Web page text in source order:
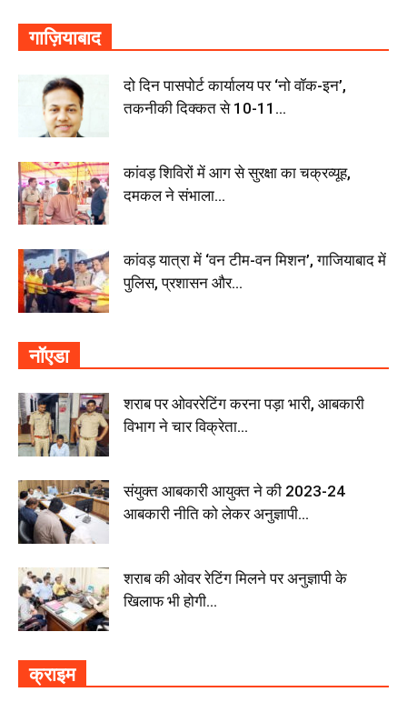
गाज़ियाबाद
दो दिन पासपोर्ट कार्यालय पर ‘नो वॉक-इन’,
तकनीकी दिक्कत से 10-11...
कांवड़ शिविरों में आग से सुरक्षा का चक्रव्यूह,
दमकल ने संभाला...
कांवड़ यात्रा में ‘वन टीम-वन मिशन’, गाजियाबाद में
पुलिस, प्रशासन और...
नॉएडा
शराब पर ओवररेटिंग करना पड़ा भारी, आबकारी
विभाग ने चार विक्रेता...
संयुक्त आबकारी आयुक्त ने की 2023-24
आबकारी नीति को लेकर अनुज्ञापी...
शराब की ओवर रेटिंग मिलने पर अनुज्ञापी के
खिलाफ भी होगी...
क्राइम